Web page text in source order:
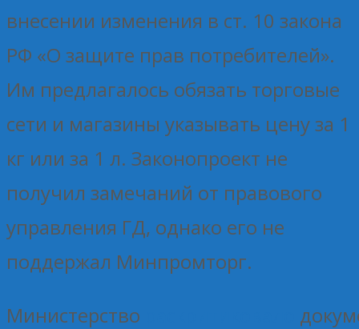
внесении изменения в ст. 10 закона
РФ «О защите прав потребителей».
Им предлагалось обязать торговые
сети и магазины указывать цену за 1
кг или за 1 л. Законопроект не
получил замечаний от правового
управления ГД, однако его не
поддержал Минпромторг.
Министерство